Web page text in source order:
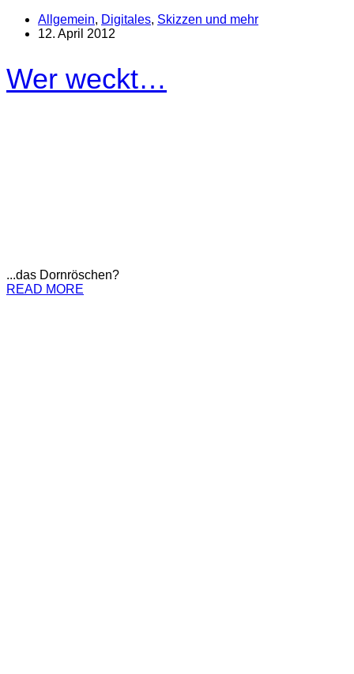
Allgemein, Digitales, Skizzen und mehr
12. April 2012
Wer weckt…
...das Dornröschen?
READ MORE